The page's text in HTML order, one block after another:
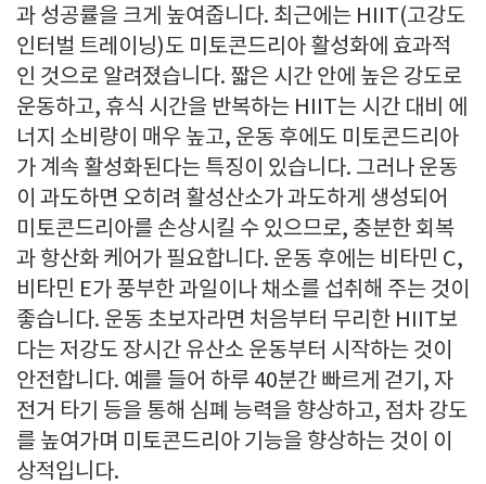
과 성공률을 크게 높여줍니다. 최근에는 HIIT(고강도
인터벌 트레이닝)도 미토콘드리아 활성화에 효과적
인 것으로 알려졌습니다. 짧은 시간 안에 높은 강도로
운동하고, 휴식 시간을 반복하는 HIIT는 시간 대비 에
너지 소비량이 매우 높고, 운동 후에도 미토콘드리아
가 계속 활성화된다는 특징이 있습니다. 그러나 운동
이 과도하면 오히려 활성산소가 과도하게 생성되어
미토콘드리아를 손상시킬 수 있으므로, 충분한 회복
과 항산화 케어가 필요합니다. 운동 후에는 비타민 C,
비타민 E가 풍부한 과일이나 채소를 섭취해 주는 것이
좋습니다. 운동 초보자라면 처음부터 무리한 HIIT보
다는 저강도 장시간 유산소 운동부터 시작하는 것이
안전합니다. 예를 들어 하루 40분간 빠르게 걷기, 자
전거 타기 등을 통해 심폐 능력을 향상하고, 점차 강도
를 높여가며 미토콘드리아 기능을 향상하는 것이 이
상적입니다.